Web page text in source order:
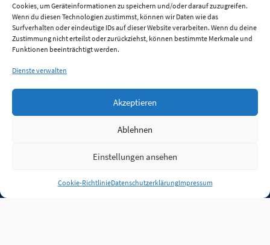
Cookies, um Geräteinformationen zu speichern und/oder darauf zuzugreifen.
Wenn du diesen Technologien zustimmst, können wir Daten wie das
Surfverhalten oder eindeutige IDs auf dieser Website verarbeiten. Wenn du deine
Zustimmung nicht erteilst oder zurückziehst, können bestimmte Merkmale und
Funktionen beeinträchtigt werden.
Dienste verwalten
Akzeptieren
Ablehnen
Einstellungen ansehen
Cookie-RichtlinieDatenschutzerklärungImpressum
Anmelden
Jobs Partner FAQ Quellen